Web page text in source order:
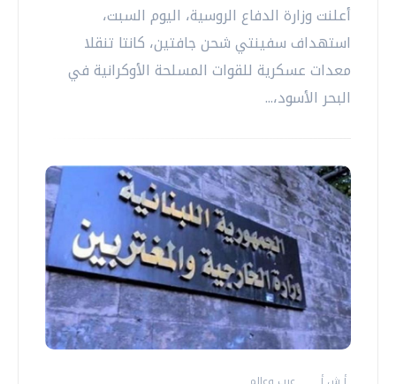
أعلنت وزارة الدفاع الروسية، اليوم السبت،
استهداف سفينتي شحن جافتين، كانتا تنقلا
معدات عسكرية للقوات المسلحة الأوكرانية في
البحر الأسود،...